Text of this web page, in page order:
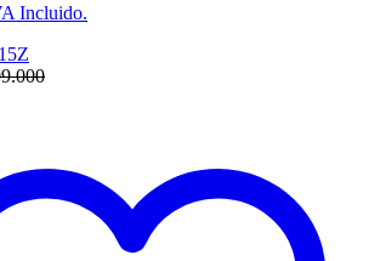
Incluido.